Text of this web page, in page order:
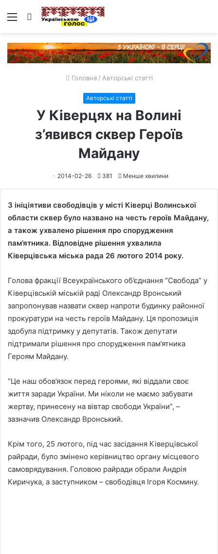
Меню Пошук
Головна / Авторські статті
Авторські статті
У Ківерцях на Волині
з’явився сквер Героїв
Майдану
2014-02-26 381 Менше хвилини
З ініціятиви свободівців у місті Ківерці Волинської
области сквер було названо на честь героїв Майдану,
а також ухвалено рішення про спорудження
пам’ятника. Відповідне рішення ухвалила
Ківерцівська міська рада 26 лютого 2014 року.
Голова фракції Всеукраїнського об’єднання “Свобода” у
Ківерцівській міській раді Олександр Вронський
запропонував назвати сквер напроти будинку районної
прокуратури на честь героїв Майдану. Ця пропозиція
здобула підтримку у депутатів. Також депутати
підтримали рішення про спорудження пам’ятника
Героям Майдану.
“Це наш обов’язок перед героями, які віддали своє
життя заради України. Ми ніколи не маємо забувати
жертву, принесену на вівтар свободи України”, –
зазначив Олександр Вронський.
Крім того, 25 лютого, під час засідання Ківерцівської
райради, було змінено керівництво органу місцевого
самоврядування. Головою райради обрали Андрія
Киричука, а заступником – свободівця Ігоря Космину.